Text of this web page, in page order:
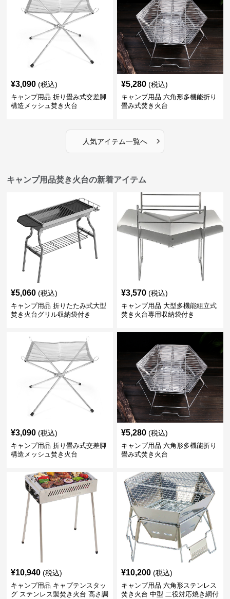
¥3,090 (税込)
キャンプ用品 折り畳み式交差脚
構造メッシュ焚き火台
¥5,280 (税込)
キャンプ用品 六角形多機能折り
畳み式焚き火台
人気アイテム一覧へ ›
キャンプ用品焚き火台の新着アイテム
¥5,060 (税込)
キャンプ用品 折りたたみ式大型
焚き火台グリル収納袋付き
¥3,570 (税込)
キャンプ用品 大型多機能組立式
焚き火台専用収納袋付き
¥3,090 (税込)
キャンプ用品 折り畳み式交差脚
構造メッシュ焚き火台
¥5,280 (税込)
キャンプ用品 六角形多機能折り
畳み式焚き火台
¥10,940 (税込)
キャンプ用品 キャプテンスタッ
グ ステンレス製焚き火台 高さ調
¥10,200 (税込)
キャンプ用品 六角形ステンレス
焚き火台 中型 二役対応焼き網付